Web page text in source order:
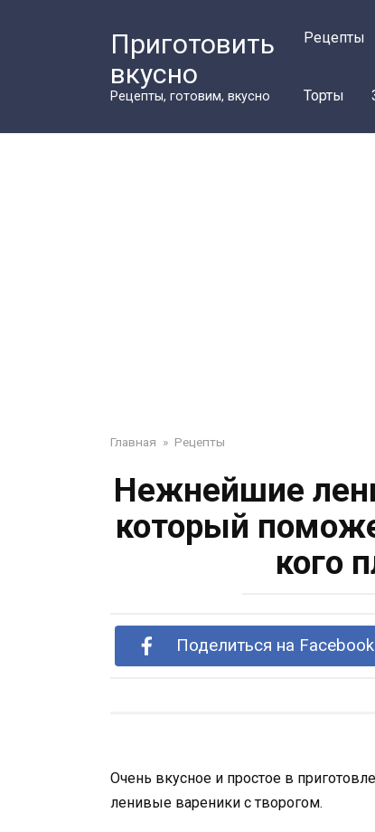
Приготовить
вкусно
Рецепты, готовим, вкусно
Рецепты
Торты
Главная » Рецепты
Нежнейшие
который
кого
Поделиться на Facebook
Очень вкусное и простое в
ленивые вареники с творогом.